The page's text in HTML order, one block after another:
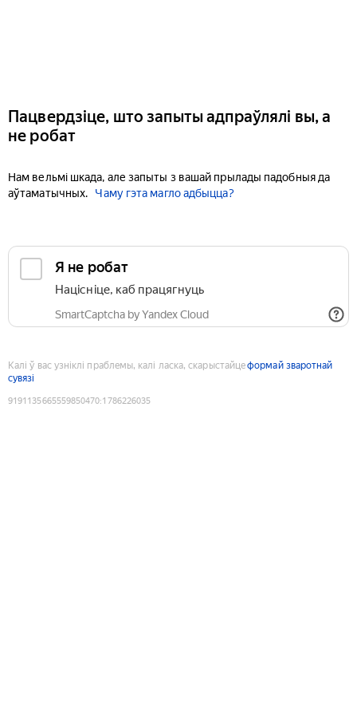
Пацвердзіце, што запыты адпраўлялі вы, а
не робат
Нам вельмі шкада, але запыты з вашай прылады падобныя да
аўтаматычных.
Чаму гэта магло адбыцца?
Я не робат
Націсніце, каб працягнуць
SmartCaptcha by Yandex Cloud
Калі ў вас узніклі праблемы, калі ласка, скарыстайцеформай зваротнай
сувязі
9191135665559850470:1786226035